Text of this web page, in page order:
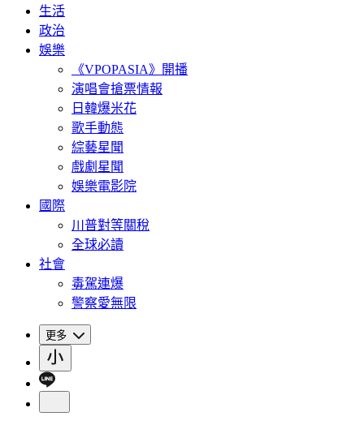
生活
政治
娛樂
《VPOPASIA》開播
演唱會搶票情報
日韓爆米花
歌手動態
綜藝星聞
戲劇星聞
娛樂電影院
國際
川普對等關稅
全球必讀
社會
毒駕連爆
警察愛無限
更多